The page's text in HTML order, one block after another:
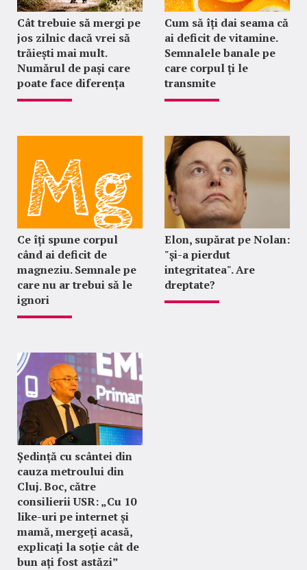
Cât trebuie să mergi pe
jos zilnic dacă vrei să
trăiești mai mult.
Numărul de pași care
poate face diferența
Cum să îți dai seama că
ai deficit de vitamine.
Semnalele banale pe
care corpul ți le
transmite
Ce îți spune corpul
când ai deficit de
magneziu. Semnale pe
care nu ar trebui să le
ignori
Elon, supărat pe Nolan:
"şi-a pierdut
integritatea". Are
dreptate?
Ședință cu scântei din
cauza metroului din
Cluj. Boc, către
consilierii USR: „Cu 10
like-uri pe internet și
mamă, mergeți acasă,
explicați la soție cât de
bun ați fost astăzi”